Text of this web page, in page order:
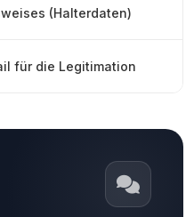
(Halterdaten)
für die Legitimation